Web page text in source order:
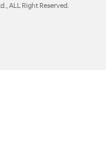
ALL Right Reserved.